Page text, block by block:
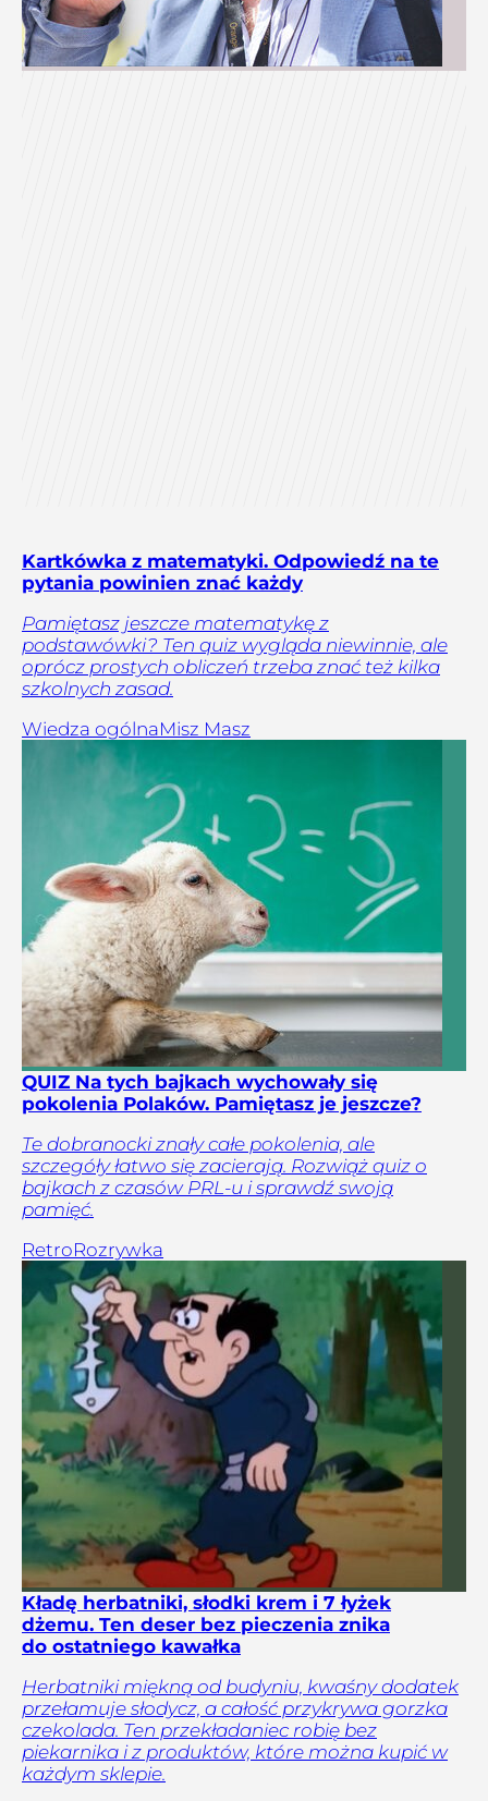
Kartkówka z matematyki. Odpowiedź na te
pytania powinien znać każdy
Pamiętasz jeszcze matematykę z
podstawówki? Ten quiz wygląda niewinnie, ale
oprócz prostych obliczeń trzeba znać też kilka
szkolnych zasad.
Wiedza ogólnaMisz Masz
QUIZ Na tych bajkach wychowały się
pokolenia Polaków. Pamiętasz je jeszcze?
Te dobranocki znały całe pokolenia, ale
szczegóły łatwo się zacierają. Rozwiąż quiz o
bajkach z czasów PRL-u i sprawdź swoją
pamięć.
RetroRozrywka
Kładę herbatniki, słodki krem i 7 łyżek
dżemu. Ten deser bez pieczenia znika
do ostatniego kawałka
Herbatniki miękną od budyniu, kwaśny dodatek
przełamuje słodycz, a całość przykrywa gorzka
czekolada. Ten przekładaniec robię bez
piekarnika i z produktów, które można kupić w
każdym sklepie.